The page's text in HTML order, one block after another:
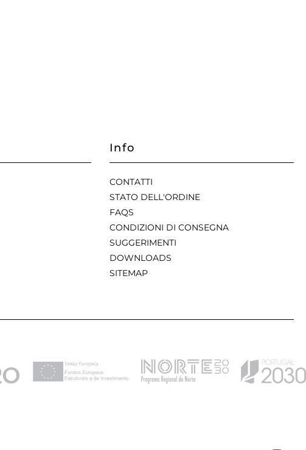
Info
CONTATTI
STATO DELL'ORDINE
FAQS
CONDIZIONI DI CONSEGNA
SUGGERIMENTI
DOWNLOADS
SITEMAP